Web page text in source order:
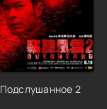
Подслушанное 2